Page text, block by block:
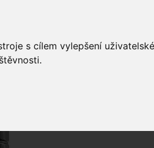
s cílem vylepšení
Zdraví